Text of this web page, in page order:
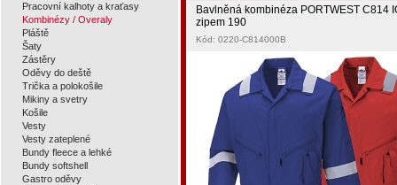
Pracovní kalhoty a kraťasy
Kombinézy / Overaly
Pláště
Šaty
Zástěry
Oděvy do deště
Trička a polokošile
Mikiny a svetry
Košile
Vesty
Vesty zateplené
Bundy fleece a lehké
Bundy softshell
Gastro oděvy
Bavlněná kombinéza PORTWEST C814
zipem 190
Kód: 0220-C814000B